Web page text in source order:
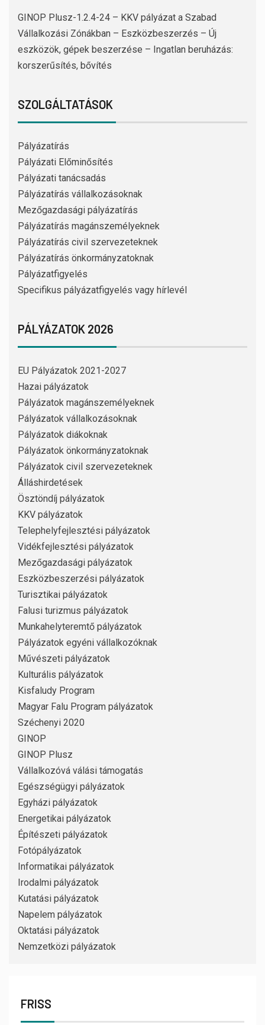
GINOP Plusz-1.2.4-24 – KKV pályázat a Szabad
Vállalkozási Zónákban – Eszközbeszerzés – Új
eszközök, gépek beszerzése – Ingatlan beruházás:
korszerűsítés, bővítés
SZOLGÁLTATÁSOK
Pályázatírás
Pályázati Előminősítés
Pályázati tanácsadás
Pályázatírás vállalkozásoknak
Mezőgazdasági pályázatírás
Pályázatírás magánszemélyeknek
Pályázatírás civil szervezeteknek
Pályázatírás önkormányzatoknak
Pályázatfigyelés
Specifikus pályázatfigyelés vagy hírlevél
PÁLYÁZATOK 2026
EU Pályázatok 2021-2027
Hazai pályázatok
Pályázatok magánszemélyeknek
Pályázatok vállalkozásoknak
Pályázatok diákoknak
Pályázatok önkormányzatoknak
Pályázatok civil szervezeteknek
Álláshirdetések
Ösztöndíj pályázatok
KKV pályázatok
Telephelyfejlesztési pályázatok
Vidékfejlesztési pályázatok
Mezőgazdasági pályázatok
Eszközbeszerzési pályázatok
Turisztikai pályázatok
Falusi turizmus pályázatok
Munkahelyteremtő pályázatok
Pályázatok egyéni vállalkozóknak
Művészeti pályázatok
Kulturális pályázatok
Kisfaludy Program
Magyar Falu Program pályázatok
Széchenyi 2020
GINOP
GINOP Plusz
Vállalkozóvá válási támogatás
Egészségügyi pályázatok
Egyházi pályázatok
Energetikai pályázatok
Építészeti pályázatok
Fotópályázatok
Informatikai pályázatok
Irodalmi pályázatok
Kutatási pályázatok
Napelem pályázatok
Oktatási pályázatok
Nemzetközi pályázatok
FRISS